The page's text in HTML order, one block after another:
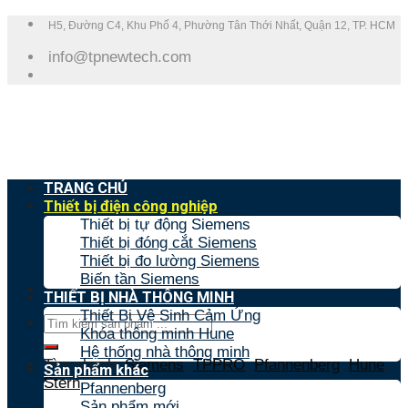
Skip
content
H5, Đường C4, Khu Phố 4, Phường Tân Thới Nhất, Quận 12, TP. HCM
info@tpnewtech.com
Tìm
kiếm:
Tìm nhanh:Siemens,TPPRO,Pfannenberg,Hune,
Stern
TRANG CHỦ
Thiết bị điện công nghiệp
Thiết bị tự động Siemens
Thiết bị đóng cắt Siemens
Thiết bị đo lường Siemens
Biến tần Siemens
THIẾT BỊ NHÀ THÔNG MINH
Thiết Bị Vệ Sinh Cảm Ứng
Khóa thông minh Hune
Hệ thống nhà thông minh
Sản phẩm khác
Pfannenberg